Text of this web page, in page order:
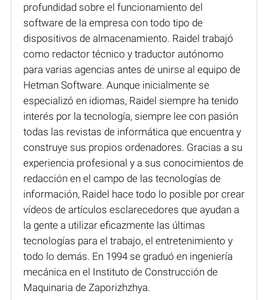
profundidad sobre el funcionamiento del
software de la empresa con todo tipo de
dispositivos de almacenamiento. Raidel trabajó
como redactor técnico y traductor autónomo
para varias agencias antes de unirse al equipo de
Hetman Software. Aunque inicialmente se
especializó en idiomas, Raidel siempre ha tenido
interés por la tecnología, siempre lee con pasión
todas las revistas de informática que encuentra y
construye sus propios ordenadores. Gracias a su
experiencia profesional y a sus conocimientos de
redacción en el campo de las tecnologías de
información, Raidel hace todo lo posible por crear
vídeos de artículos esclarecedores que ayudan a
la gente a utilizar eficazmente las últimas
tecnologías para el trabajo, el entretenimiento y
todo lo demás. En 1994 se graduó en ingeniería
mecánica en el Instituto de Construcción de
Maquinaria de Zaporizhzhya.